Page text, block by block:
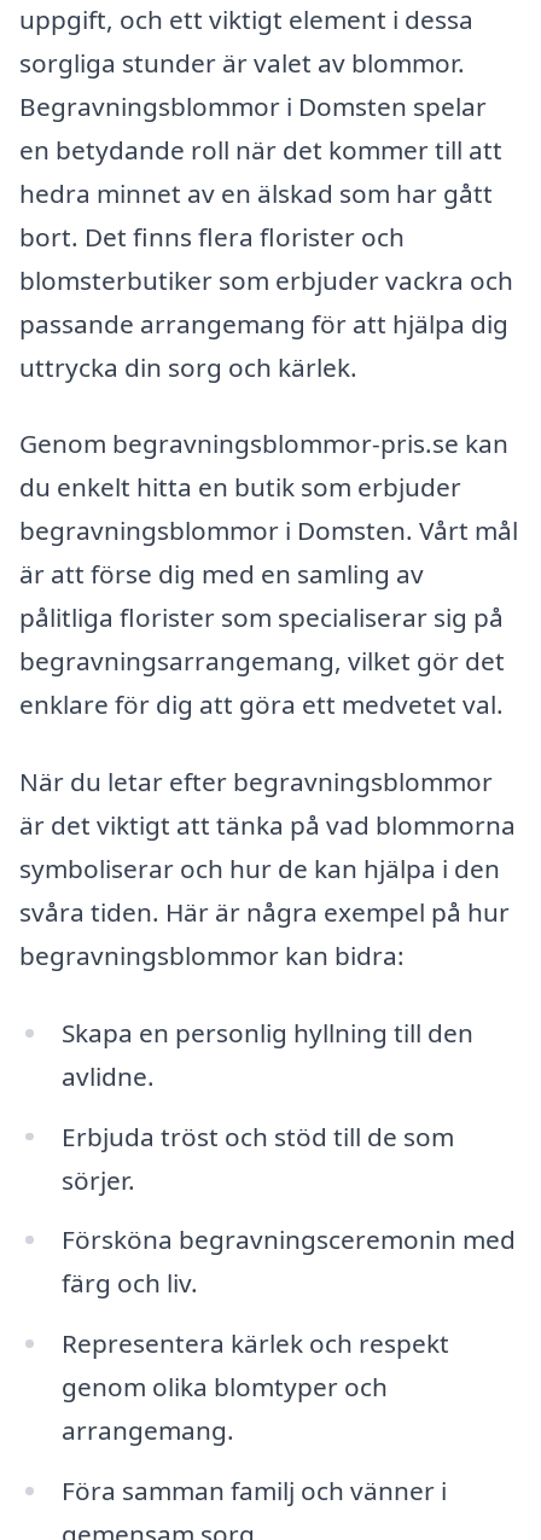
uppgift, och ett viktigt element i dessa
sorgliga stunder är valet av blommor.
Begravningsblommor i Domsten spelar
en betydande roll när det kommer till att
hedra minnet av en älskad som har gått
bort. Det finns flera florister och
blomsterbutiker som erbjuder vackra och
passande arrangemang för att hjälpa dig
uttrycka din sorg och kärlek.
Genom begravningsblommor-pris.se kan
du enkelt hitta en butik som erbjuder
begravningsblommor i Domsten. Vårt mål
är att förse dig med en samling av
pålitliga florister som specialiserar sig på
begravningsarrangemang, vilket gör det
enklare för dig att göra ett medvetet val.
När du letar efter begravningsblommor
är det viktigt att tänka på vad blommorna
symboliserar och hur de kan hjälpa i den
svåra tiden. Här är några exempel på hur
begravningsblommor kan bidra:
Skapa en personlig hyllning till den
avlidne.
Erbjuda tröst och stöd till de som
sörjer.
Försköna begravningsceremonin med
färg och liv.
Representera kärlek och respekt
genom olika blomtyper och
arrangemang.
Föra samman familj och vänner i